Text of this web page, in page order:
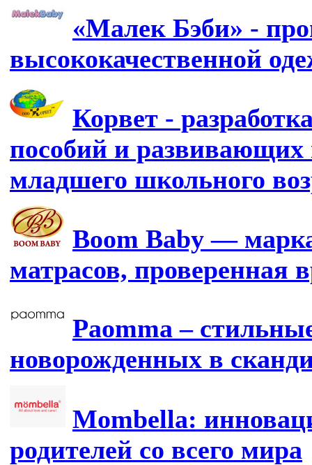
«Малек Бэби» -
высококачественной
Корвет -
пособий и развивающих
младшего школьного
Boom Baby —
матрасов, проверенная
Paomma –
новорожденных в
Mombella:
родителей со всего мира